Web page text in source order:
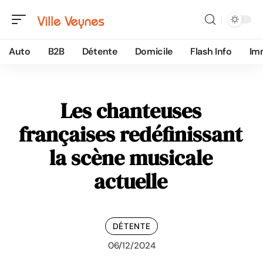
Auto B2B Détente Domicile Flash Info
Les chanteuses
françaises redéfinissant
la scène musicale
actuelle
DÉTENTE
06/12/2024